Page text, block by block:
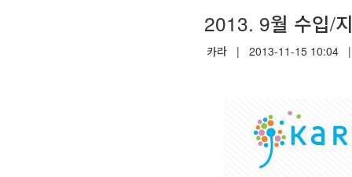
2013. 9월 수입/
카라 | 2013-11-15 10:04 |